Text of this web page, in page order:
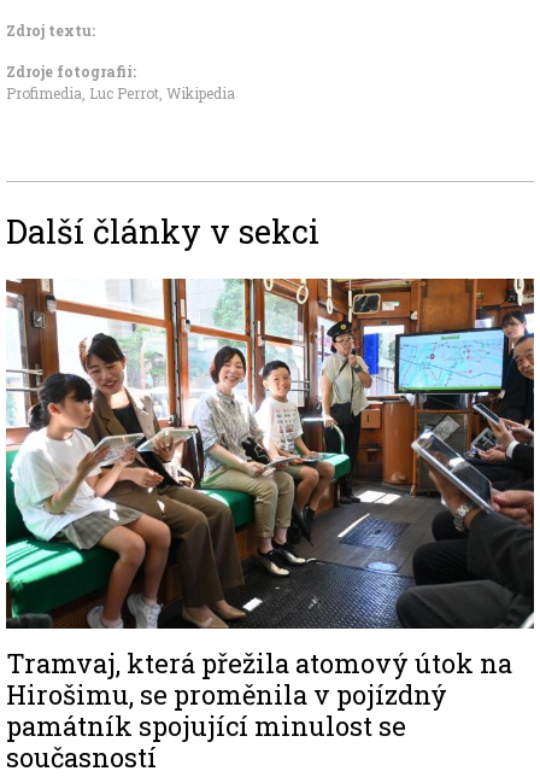
Zdroj textu:
Zdroje fotografii:
Profimedia, Luc Perrot, Wikipedia
Další články v sekci
Image
Tramvaj, která přežila atomový útok na
Hirošimu, se proměnila v pojízdný
památník spojující minulost se
současností